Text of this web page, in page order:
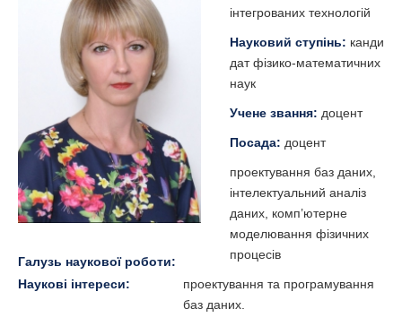
інтегрованих технологій
Науковий ступінь: канди
дат фізико-математичних
наук
Учене звання: доцент
Посада: доцент
Галузь наукової роботи:
проектування баз даних,
інтелектуальний аналіз
даних, комп’ютерне
моделювання фізичних
процесів
Наукові інтереси:
проектування та програмування
баз даних.